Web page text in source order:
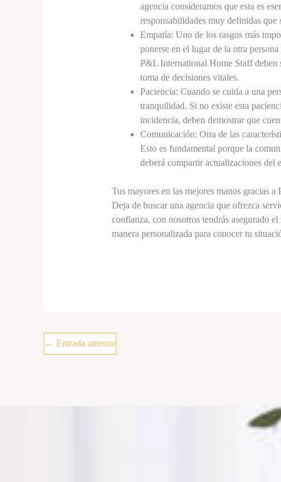
agencia consideramos que esta es
responsabilidades muy definidas que
Empatía: Uno de los rasgos más
ponerse en el lugar de la otra
P&L International Home Staff deben
toma de decisiones vitales.
Paciencia: Cuando se cuida a una
tranquilidad. Si no existe esta
incidencia, deben demostrar que
Comunicación: Otra de las
Esto es fundamental porque la
deberá compartir actualizaciones del
Tus mayores en las mejores manos gracias
Deja de buscar una agencia que ofrezca
confianza, con nosotros tendrás asegurado
manera personalizada para conocer tu
← Entrada anterior